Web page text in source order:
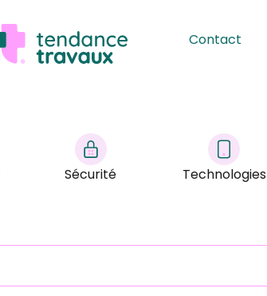
Contact
Sécurité Technologies